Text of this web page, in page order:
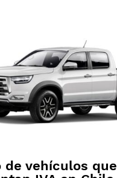
de vehículos que